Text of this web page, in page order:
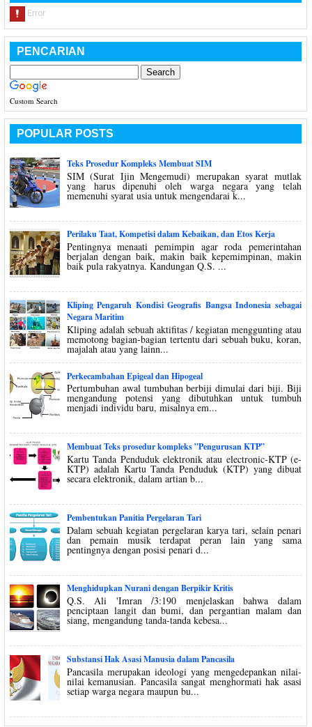
PENCARIAN
Custom Search
POPULAR POSTS
Teks Prosedur Kompleks Membuat SIM
SIM (Surat Ijin Mengemudi) merupakan syarat mutlak
yang harus dipenuhi oleh warga negara yang telah
memenuhi syarat usia untuk mengendarai k...
Perilaku Taat, Kompetisi dalam Kebaikan, dan Etos Kerja
Pentingnya menaati pemimpin agar roda pemerintahan
berjalan dengan baik, makin baik kepemimpinan, makin
baik pula rakyatnya. Kandungan Q.S. ...
Kliping Pengaruh Kondisi Geografis Bangsa Indonesia sebagai
Negara Maritim
Kliping adalah sebuah aktifitas / kegiatan menggunting atau
memotong bagian-bagian tertentu dari sebuah buku, koran,
majalah atau yang lainn...
Perkecambahan Epigeal dan Hipogeal
Pertumbuhan awal tumbuhan berbiji dimulai dari biji. Biji
mengandung potensi yang dibutuhkan untuk tumbuh
menjadi individu baru, misalnya em...
Membuat Teks prosedur kompleks ”Pengurusan KTP”
Kartu Tanda Penduduk elektronik atau electronic-KTP (e-
KTP) adalah Kartu Tanda Penduduk (KTP) yang dibuat
secara elektronik, dalam artian b...
Pembentukan Panitia Pergelaran Tari
Dalam sebuah kegiatan pergelaran karya tari, selain penari
dan pemain musik terdapat peran lain yang sama
pentingnya dengan posisi penari d...
Menghidupkan Nurani dengan Berpikir Kritis
Q.S. Ali 'Imran /3:190 menjelaskan bahwa dalam
penciptaan langit dan bumi, dan pergantian malam dan
siang, mengandung tanda-tanda kebesa...
Substansi Hak Asasi Manusia dalam Pancasila
Pancasila merupakan ideologi yang mengedepankan nilai-
nilai kemanusian. Pancasila sangat menghormati hak asasi
setiap warga negara maupun bu...